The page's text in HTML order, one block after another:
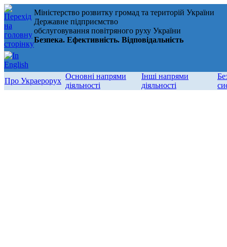
Міністерство розвитку громад та територій України
Державне підприємство
обслуговування повітряного руху України
Безпека. Ефективність. Відповідальність
Про Украерорух
Основні напрями
діяльності
Інші напрями
діяльності